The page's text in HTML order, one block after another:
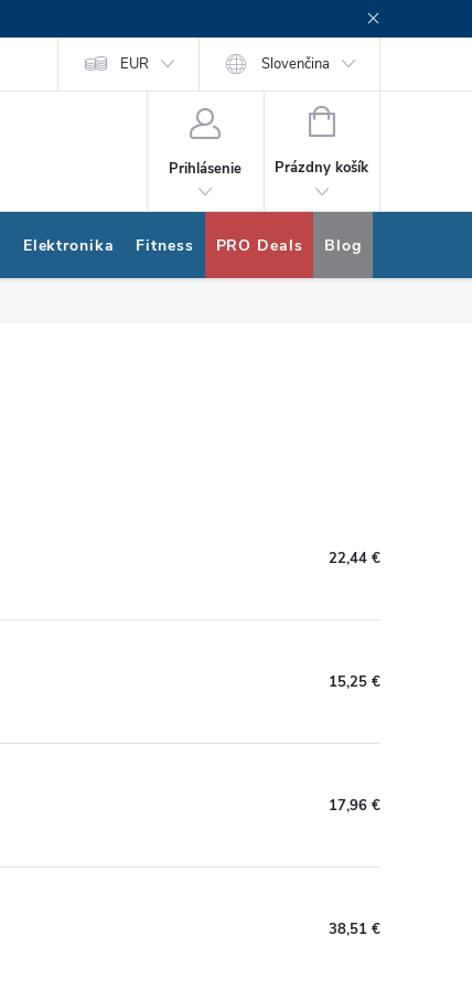
Nákup na splátky Quatro
EUR Slovenčina
Prihlásenie
NÁKUPNÝ
Prázdny košík
Elektronika Fitness PRO Deals Blog
22,44 €
15,25 €
17,96 €
38,51 €